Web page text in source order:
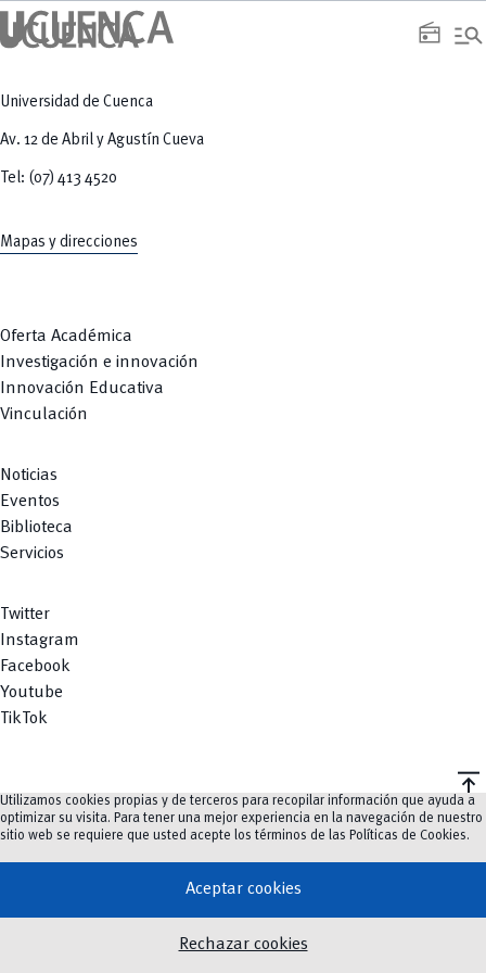
radio manage_search
Universidad de Cuenca
Av. 12 de Abril y Agustín Cueva
Tel: (07) 413 4520
Mapas y direcciones
Oferta Académica
Investigación e innovación
Innovación Educativa
Vinculación
Noticias
Eventos
Biblioteca
Servicios
Twitter
Instagram
Facebook
Youtube
TikTok
vertical_align_top
©2023-2026UCuenca.
Utilizamos cookies propias y de terceros para recopilar información que ayuda a
optimizar su visita. Para tener una mejor experiencia en la navegación de nuestro
sitio web se requiere que usted acepte los términos de las Políticas de Cookies.
Aceptar cookies
Rechazar cookies